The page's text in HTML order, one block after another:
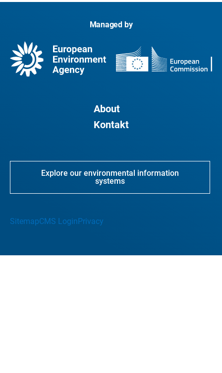
Managed by
About
Kontakt
Explore our environmental information
systems
SitemapCMS LoginPrivacy